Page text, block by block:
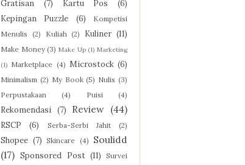
Gratisan
(7) Kartu Pos
(6)
Kepingan Puzzle
(6)
Kompetisi
Menulis (2) Kuliah (2) Kuliner (11)
Make Money (3) Make Up (1) Marketing
(1) Marketplace (4) Microstock (6)
Minimalism (2) My Book (5) Nulis (3)
Perpustakaan
(4) Puisi (4)
Rekomendasi (7) Review (44)
RSCP (6) Serba-Serbi Jahit (2)
Shopee (7) Skincare (4) Soulidd
(17) Sponsored Post (11) Survei